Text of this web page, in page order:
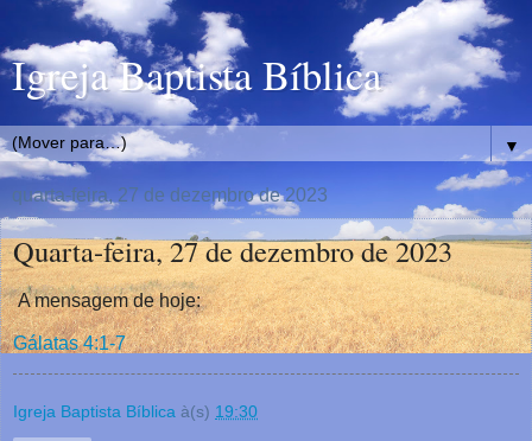
Igreja Baptista Bíblica
▼
quarta-feira, 27 de dezembro de 2023
Quarta-feira, 27 de dezembro de 2023
A mensagem de hoje:
Gálatas 4:1-7
Igreja Baptista Bíblica à(s) 19:30